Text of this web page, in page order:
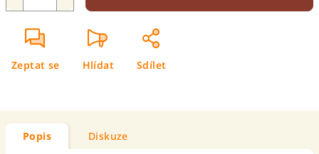
Zeptat se Hlídat Sdílet
Popis Diskuze